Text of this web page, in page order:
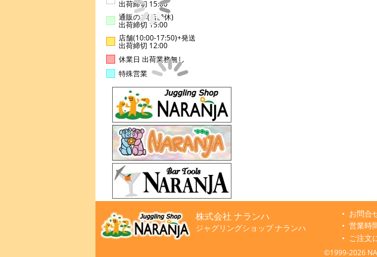
出荷締切 15:00
通販のみ(店舗休)
出荷締切 15:00
店舗(10:00-17:50)+発送
出荷締切 12:00
休業日 出荷業務無し
特殊営業
株式会社 ナランハ
ジャグリングショップ ナランハ
お問合
営業時
ご注文
©1999-2026